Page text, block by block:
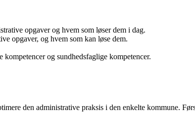
opgaver og hvem som løser dem i dag.
opgaver, og hvem som kan løse dem.
og sundhedsfaglige kompetencer.
den administrative praksis i den enkelte kommune.